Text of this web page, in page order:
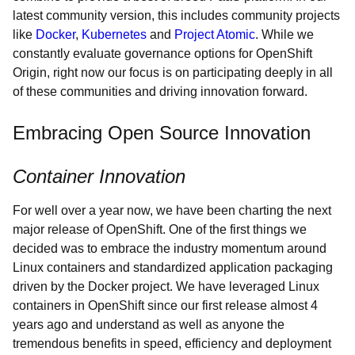
latest community version, this includes community projects
like Docker, Kubernetes and Project Atomic. While we
constantly evaluate governance options for OpenShift
Origin, right now our focus is on participating deeply in all
of these communities and driving innovation forward.
Embracing Open Source Innovation
Container Innovation
For well over a year now, we have been charting the next
major release of OpenShift. One of the first things we
decided was to embrace the industry momentum around
Linux containers and standardized application packaging
driven by the Docker project. We have leveraged Linux
containers in OpenShift since our first release almost 4
years ago and understand as well as anyone the
tremendous benefits in speed, efficiency and deployment